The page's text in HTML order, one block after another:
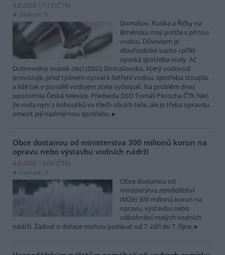
4.8.2026 17:12 (ČTK)
Diskuse: 9
Domašov, Rudka a Říčky na
Brněnsku mají potíže s pitnou
vodou. Důvodem je
dlouhodobé sucho i příliš
vysoká spotřeba vody. Ač
Dobrovolný svazek obcí (DSO) Domašovsko, který vodovod
provozuje, před týdnem vyzval k šetření vodou, spotřeba stoupla,
a lidé tak v pondělí vodojem zcela vyčerpali. Na problém dnes
upozornila Česká televize. Předseda DSO Tomáš Pitrocha ČTK řekl,
že voda nyní z kohoutků ve třech obcích teče, ale je třeba opravdu
omezit její nadměrnou spotřebu.
Obce dostanou od ministerstva 300 milionů korun na
opravu nebo výstavbu vodních nádrží
4.8.2026 13:09 (ČTK)
Diskuse: 3
Obce dostanou od
ministerstva zemědělství
(MZe) 300 milionů korun na
opravu, výstavbu nebo
odbahnění malých vodních
nádrží. Žádost o dotace mohou podávat od 7. září do 7. října.